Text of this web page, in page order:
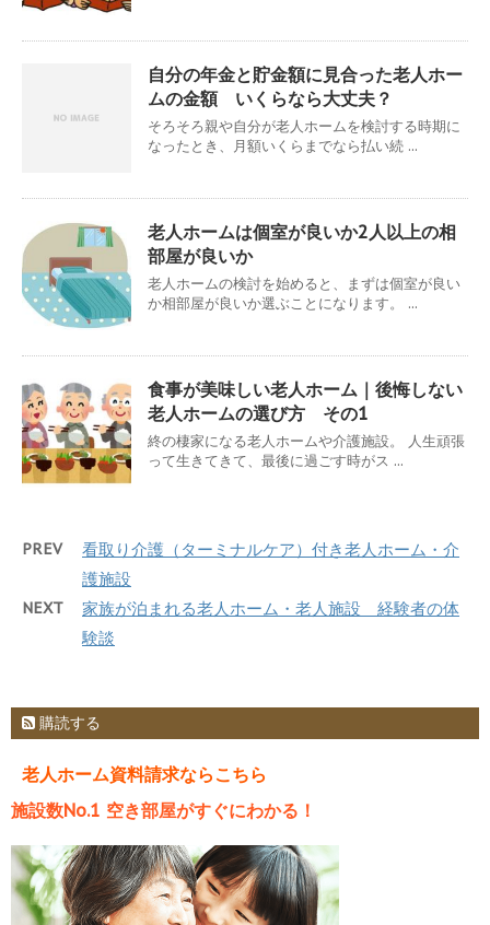
自分の年金と貯金額に見合った老人ホー
ムの金額 いくらなら大丈夫？
そろそろ親や自分が老人ホームを検討する時期に
なったとき、月額いくらまでなら払い続 ...
老人ホームは個室が良いか2人以上の相
部屋が良いか
老人ホームの検討を始めると、まずは個室が良い
か相部屋が良いか選ぶことになります。 ...
食事が美味しい老人ホーム｜後悔しない
老人ホームの選び方 その1
終の棲家になる老人ホームや介護施設。 人生頑張
って生きてきて、最後に過ごす時がス ...
PREV
看取り介護（ターミナルケア）付き老人ホーム・介
護施設
NEXT
家族が泊まれる老人ホーム・老人施設 経験者の体
験談
購読する
老人ホーム資料請求ならこちら
施設数No.1 空き部屋がすぐにわかる！